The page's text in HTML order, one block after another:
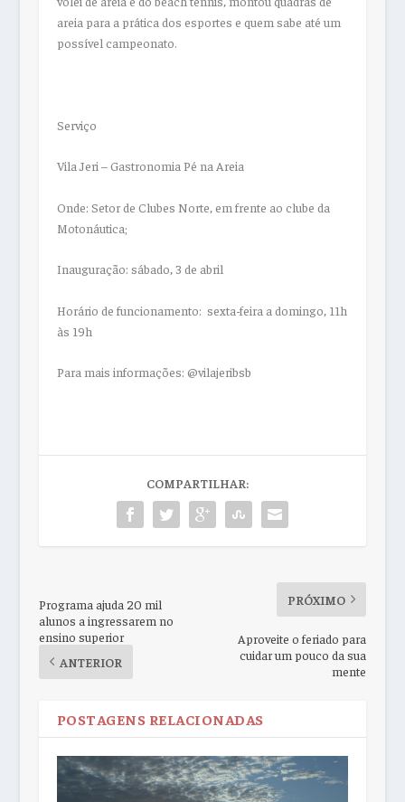
areia para a prática dos esportes e quem sabe até um
possível campeonato.
Serviço
Vila Jeri – Gastronomia Pé na Areia
Onde: Setor de Clubes Norte, em frente ao clube da
Motonáutica;
Inauguração: sábado, 3 de abril
Horário de funcionamento: sexta-feira a domingo, 11h
às 19h
Para mais informações: @vilajeribsb
COMPARTILHAR:
Programa ajuda 20 mil
alunos a ingressarem no
ensino superior
ANTERIOR
PRÓXIMO
Aproveite o feriado para
cuidar um pouco da sua
mente
POSTAGENS RELACIONADAS